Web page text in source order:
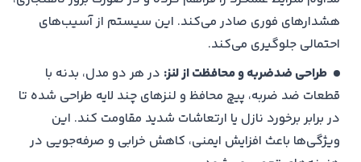
هد برش لیزر فایبر BOCI مدل BLT310
هد جمع‌وجور برای لیزرهای با توان پایین تا متوسط مناسب برای
ورق‌های نازک تا متوسط سیستم فوکوس خودکار و
سنسورهای هوشمند داخلی این مدل، دقت بالای برش را بدون
نیاز به تنظیم دستی تضمین می‌کنند
در ادامه به جزییات هر کدام از این دو مدل پرداخت شده
هشدارهای فوری صادر می‌کند. این سیستم از آسیب‌های
احتمالی جلوگیری می‌کند.
طراحی ضدضربه و محافظت از لنز: در هر دو مدل، بدنه با
قطعات ضد ضربه، پیچ محافظ و لنزهای چند لایه طراحی شده تا
در برابر برخورد نازل یا ارتعاشات شدید مقاومت کند. این
ویژگی‌ها باعث افزایش ایمنی، کاهش خرابی و صرفه‌جویی در